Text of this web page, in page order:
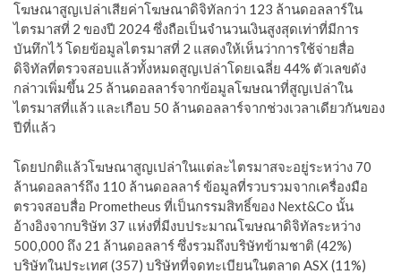
โฆษณาสูญเปล่าเสียค่าโฆษณาดิจิทัลกว่า 123 ล้านดอลลาร์ใน
ไตรมาสที่ 2 ของปี 2024 ซึ่งถือเป็นจำนวนเงินสูงสุดเท่าที่มีการ
บันทึกไว้ โดยข้อมูลไตรมาสที่ 2 แสดงให้เห็นว่าการใช้จ่ายสื่อ
ดิจิทัลที่ตรวจสอบแล้วทั้งหมดสูญเปล่าโดยเฉลี่ย 44% ตัวเลขดัง
กล่าวเพิ่มขึ้น 25 ล้านดอลลาร์จากข้อมูลโฆษณาที่สูญเปล่าใน
ไตรมาสที่แล้ว และเกือบ 50 ล้านดอลลาร์จากช่วงเวลาเดียวกันของ
ปีที่แล้ว
โดยปกติแล้วโฆษณาสูญเปล่าในแต่ละไตรมาสจะอยู่ระหว่าง 70
ล้านดอลลาร์ถึง 110 ล้านดอลลาร์ ข้อมูลที่รวบรวมจากเครื่องมือ
ตรวจสอบสื่อ Prometheus ที่เป็นกรรมสิทธิ์ของ Next&Co นั้น
อ้างอิงจากบริษัท 37 แห่งที่มีงบประมาณโฆษณาดิจิทัลระหว่าง
500,000 ถึง 21 ล้านดอลลาร์ ซึ่งรวมถึงบริษัทข้ามชาติ (42%)
บริษัทในประเทศ (357) บริษัทที่จดทะเบียนในตลาด ASX (11%)